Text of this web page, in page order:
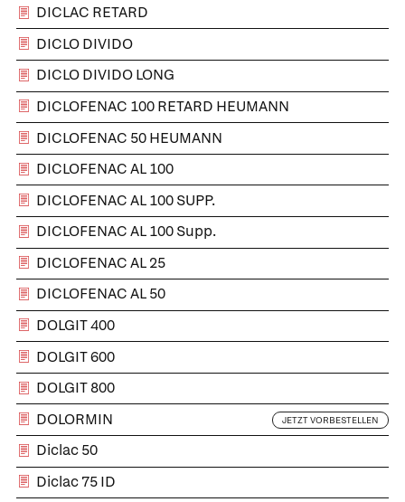
DICLAC RETARD
DICLO DIVIDO
DICLO DIVIDO LONG
DICLOFENAC 100 RETARD HEUMANN
DICLOFENAC 50 HEUMANN
DICLOFENAC AL 100
DICLOFENAC AL 100 SUPP.
DICLOFENAC AL 100 Supp.
DICLOFENAC AL 25
DICLOFENAC AL 50
DOLGIT 400
DOLGIT 600
DOLGIT 800
DOLORMIN
JETZT VORBESTELLEN
Diclac 50
Diclac 75 ID